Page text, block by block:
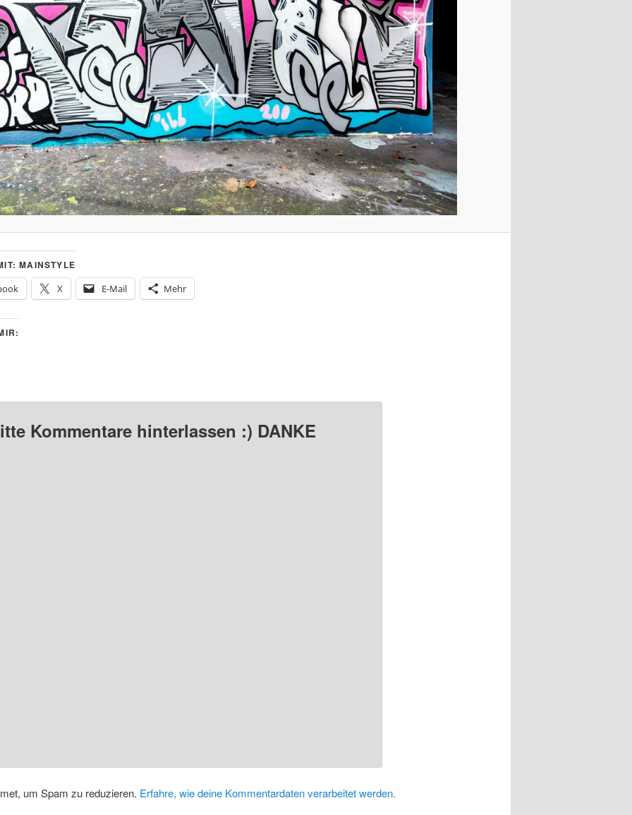
MAINSTYLE
X E-Mail Mehr
Kommentare hinterlassen :) DANKE
um Spam zu reduzieren. Erfahre, wie deine Kommentardaten verarbeitet werden.